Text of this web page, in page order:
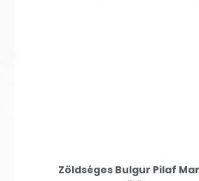
Zöldséges Bulgur Pilaf